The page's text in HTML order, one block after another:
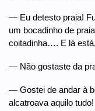
— Eu detesto praia!
um bocadinho de
coitadinha…. E lá
— Não gostaste da
— Gostei de andar à
alcatroava aquilo tudo!